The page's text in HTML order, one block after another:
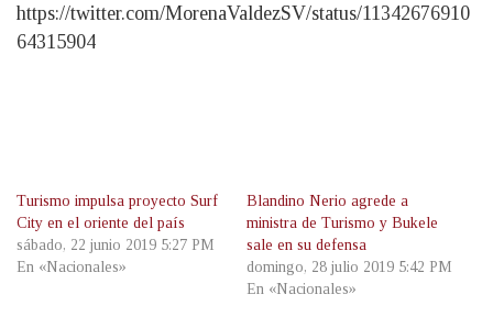
https://twitter.com/MorenaValdezSV/status/11342676910
64315904
Turismo impulsa proyecto Surf
City en el oriente del país
sábado, 22 junio 2019 5:27 PM
En «Nacionales»
Blandino Nerio agrede a
ministra de Turismo y Bukele
sale en su defensa
domingo, 28 julio 2019 5:42 PM
En «Nacionales»